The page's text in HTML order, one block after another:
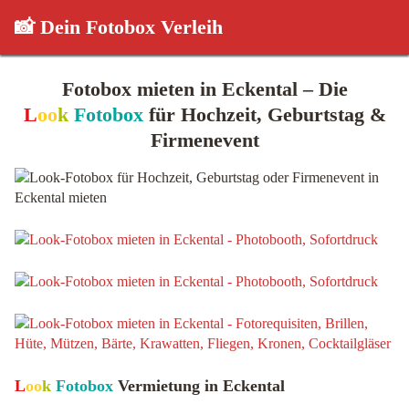
📸 Dein Fotobox Verleih
Fotobox mieten in Eckental – Die
Look Fotoboxfür Hochzeit, Geburtstag &
Firmenevent
Look Fotobox Vermietung in Eckental